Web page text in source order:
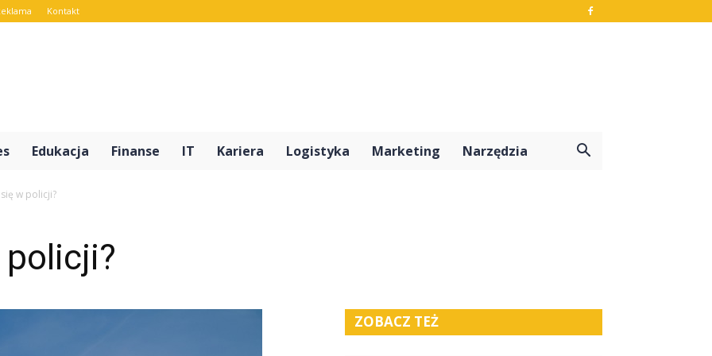
Kontakt
Edukacja Finanse IT Kariera Logistyka Marketing Narzędzia
w policji?
policji?
ZOBACZ TEŻ